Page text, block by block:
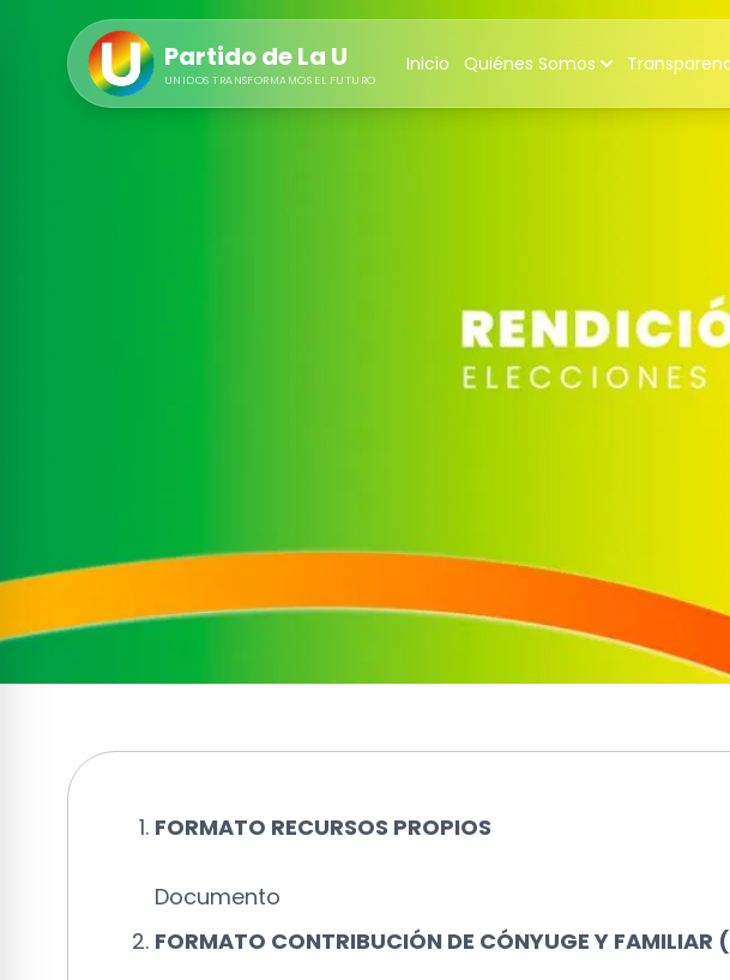
Partido de La U
UNIDOS TRANSFORMAMOS EL FUTURO
Inicio Quiénes Somos
FORMATO RECURSOS PROPIOS
Documento
FORMATO CONTRIBUCIÓN DE CÓNYUGE Y